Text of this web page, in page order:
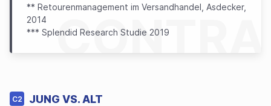
CONTRA
** Retourenmanagement im Versandhandel, Asdecker,
2014
*** Splendid Research Studie 2019
C2 JUNG VS. ALT